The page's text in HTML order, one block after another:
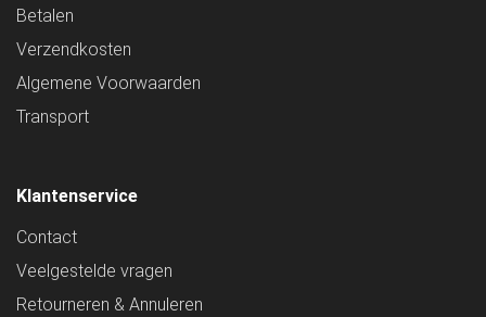
Betalen
Verzendkosten
Algemene Voorwaarden
Transport
Klantenservice
Contact
Veelgestelde vragen
Retourneren & Annuleren